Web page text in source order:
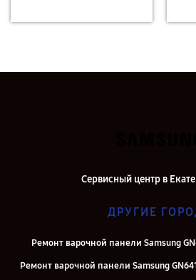
Сервисный центр в
ДРУГИЕ
Ремонт варочной панели Samsung
Ремонт варочной панели Samsung